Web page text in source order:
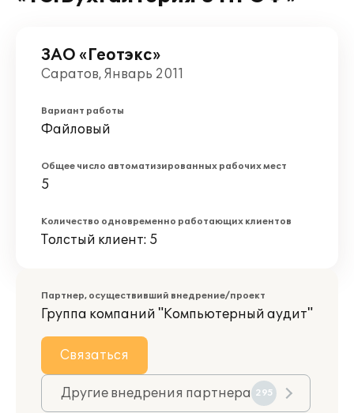
ЗАО «Геотэкс»
Саратов, Январь 2011
Вариант работы
Файловый
Общее число автоматизированных рабочих мест
5
Количество одновременно работающих клиентов
Толстый клиент: 5
Партнер, осуществивший внедрение/проект
Группа компаний "Компьютерный аудит"
Связаться
Другие внедрения партнера 295